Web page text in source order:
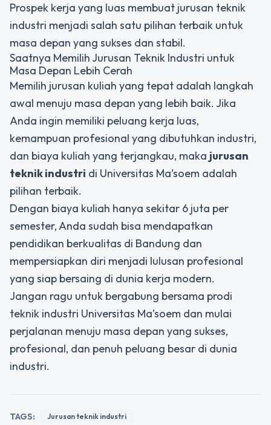
Prospek kerja yang luas membuat jurusan teknik
industri menjadi salah satu pilihan terbaik untuk
masa depan yang sukses dan stabil.
Saatnya Memilih Jurusan Teknik Industri untuk
Masa Depan Lebih Cerah
Memilih jurusan kuliah yang tepat adalah langkah
awal menuju masa depan yang lebih baik. Jika
Anda ingin memiliki peluang kerja luas,
kemampuan profesional yang dibutuhkan industri,
dan biaya kuliah yang terjangkau, maka jurusan
teknik industri di Universitas Ma’soem adalah
pilihan terbaik.
Dengan biaya kuliah hanya sekitar 6 juta per
semester, Anda sudah bisa mendapatkan
pendidikan berkualitas di Bandung dan
mempersiapkan diri menjadi lulusan profesional
yang siap bersaing di dunia kerja modern.
Jangan ragu untuk bergabung bersama prodi
teknik industri Universitas Ma’soem dan mulai
perjalanan menuju masa depan yang sukses,
profesional, dan penuh peluang besar di dunia
industri.
TAGS: Jurusan teknik industri